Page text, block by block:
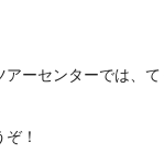
ーセンターでは、
！